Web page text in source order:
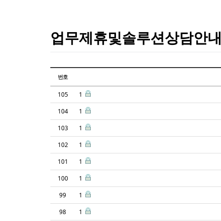
업무제휴및솔루션상담안내
번호
105 1
104
1
103
1
102
1
101
1
100
1
99
1
98
1